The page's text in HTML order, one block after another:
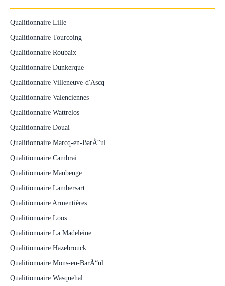
Qualitionnaire Lille
Qualitionnaire Tourcoing
Qualitionnaire Roubaix
Qualitionnaire Dunkerque
Qualitionnaire Villeneuve-d'Ascq
Qualitionnaire Valenciennes
Qualitionnaire Wattrelos
Qualitionnaire Douai
Qualitionnaire Marcq-en-BarÅ“ul
Qualitionnaire Cambrai
Qualitionnaire Maubeuge
Qualitionnaire Lambersart
Qualitionnaire Armentières
Qualitionnaire Loos
Qualitionnaire La Madeleine
Qualitionnaire Hazebrouck
Qualitionnaire Mons-en-BarÅ“ul
Qualitionnaire Wasquehal